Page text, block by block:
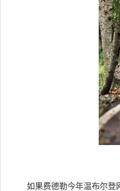
如果费德勒今年温布尔登